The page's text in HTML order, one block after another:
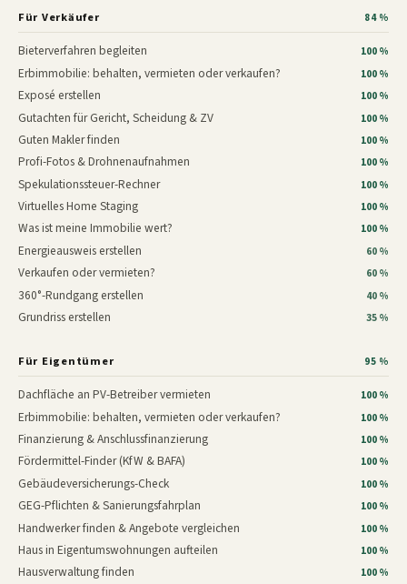
Für Verkäufer 84 %
Bieterverfahren begleiten 100 %
Erbimmobilie: behalten, vermieten oder verkaufen? 100 %
Exposé erstellen 100 %
Gutachten für Gericht, Scheidung & ZV 100 %
Guten Makler finden 100 %
Profi-Fotos & Drohnenaufnahmen 100 %
Spekulationssteuer-Rechner 100 %
Virtuelles Home Staging 100 %
Was ist meine Immobilie wert? 100 %
Energieausweis erstellen 60 %
Verkaufen oder vermieten? 60 %
360°-Rundgang erstellen 40 %
Grundriss erstellen 35 %
Für Eigentümer 95 %
Dachfläche an PV-Betreiber vermieten 100 %
Erbimmobilie: behalten, vermieten oder verkaufen? 100 %
Finanzierung & Anschlussfinanzierung 100 %
Fördermittel-Finder (KfW & BAFA) 100 %
Gebäudeversicherungs-Check 100 %
GEG-Pflichten & Sanierungsfahrplan 100 %
Handwerker finden & Angebote vergleichen 100 %
Haus in Eigentumswohnungen aufteilen 100 %
Hausverwaltung finden 100 %